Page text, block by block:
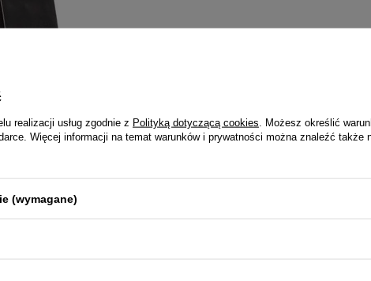
realizacji usług zgodnie z Polityką dotyczącą cookies . Możesz określić
Więcej informacji na temat warunków i prywatności można znaleźć także
(wymagane)